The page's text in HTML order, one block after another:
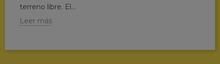
terreno libre. El...
Leer más